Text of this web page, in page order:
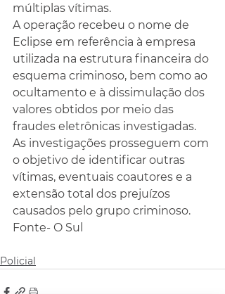
múltiplas vítimas.
A operação recebeu o nome de
Eclipse em referência à empresa
utilizada na estrutura financeira do
esquema criminoso, bem como ao
ocultamento e à dissimulação dos
valores obtidos por meio das
fraudes eletrônicas investigadas.
As investigações prosseguem com
o objetivo de identificar outras
vítimas, eventuais coautores e a
extensão total dos prejuízos
causados pelo grupo criminoso.
Fonte- O Sul
Policial